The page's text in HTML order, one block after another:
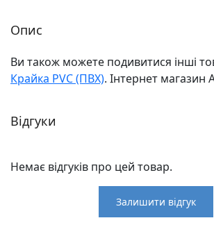
Опис
Ви також можете подивитися інші
Крайка PVC (ПВХ). Інтернет магазин
Відгуки
Немає відгуків про цей товар.
Залишити відгук